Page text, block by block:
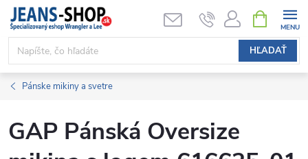
Prejsť
obsah
HĽADAŤ
KOŠÍK
Pánske mikiny a svetre
GAP Pánská Oversize